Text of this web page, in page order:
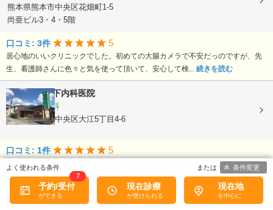
熊本県熊本市中央区花畑町1-5
尚亜ビル3・4・5階
口コミ: 3件 5
居心地のいいクリニックでした。初めての大腸カメラで不安だっのですが、先
生、看護師さんに色々と気を使って頂いて、安心して検... 続きを読む
医療法人竹下内科医院
内科, 胃腸内科
熊本県熊本市中央区大江5丁目4-6
口コミ: 1件 5
先生が優しくじっくりと話を聞いてくれて穏やかで、内科医の鏡だと思いま
す。高校生の時急性胃腸炎で受診し点滴などの処置をして...続きを読む
医療法人社団美銀 稲葉内科医院
予約/受付
7
現在診療 現在地
条件変更